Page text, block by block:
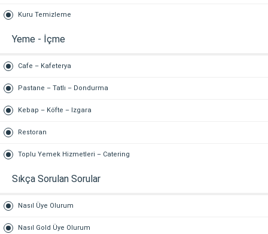
Kuru Temizleme
Yeme - İçme
Cafe – Kafeterya
Pastane – Tatlı – Dondurma
Kebap – Köfte – Izgara
Restoran
Toplu Yemek Hizmetleri – Catering
Sıkça Sorulan Sorular
Nasıl Üye Olurum
Nasıl Gold Üye Olurum